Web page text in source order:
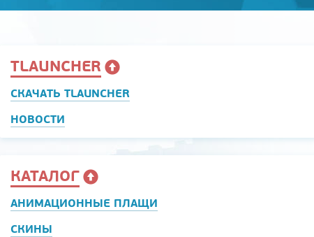
TLAUNCHER
СКАЧАТЬ TLAUNCHER
НОВОСТИ
КАТАЛОГ
АНИМАЦИОННЫЕ ПЛАЩИ
СКИНЫ